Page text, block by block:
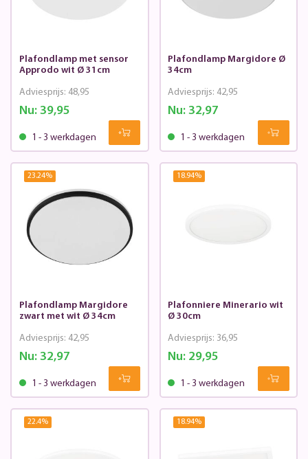
Plafondlamp met sensor
Approdo wit Ø 31cm
Nu:39,95
Adviesprijs: 48,95
1 - 3 werkdagen
Plafondlamp Margidore Ø
34cm
Nu: 32,97
Adviesprijs: 42,95
1 - 3 werkdagen
23.24%
Plafondlamp Margidore
zwart met wit Ø 34cm
Nu:32,97
Adviesprijs: 42,95
1 - 3 werkdagen
18.94%
Plafonniere Minerario wit
Ø 30cm
Nu: 29,95
Adviesprijs: 36,95
1 - 3 werkdagen
22.4% 18.94%